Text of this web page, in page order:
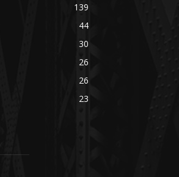
139
44
30
26
26
23